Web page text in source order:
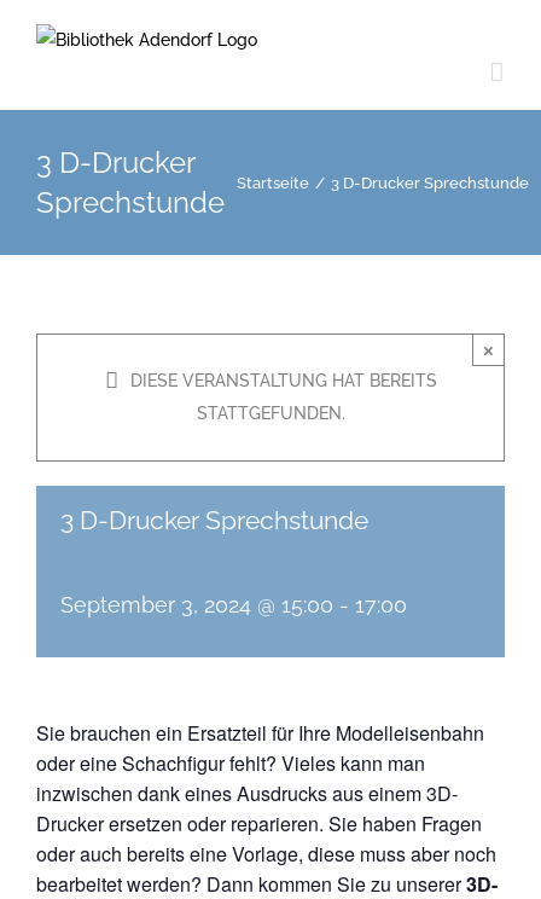
Inhalt
3 D-Drucker
Sprechstunde
Startseite / 3 D-Drucker Sprechstunde
×
DIESE VERANSTALTUNG HAT BEREITS
STATTGEFUNDEN.
3 D-Drucker Sprechstunde
September 3, 2024 @ 15:00 - 17:00
Sie brauchen ein Ersatzteil für Ihre Modelleisenbahn
oder eine Schachfigur fehlt? Vieles kann man
inzwischen dank eines Ausdrucks aus einem 3D-
Drucker ersetzen oder reparieren. Sie haben Fragen
oder auch bereits eine Vorlage, diese muss aber noch
bearbeitet werden? Dann kommen Sie zu unserer3D-